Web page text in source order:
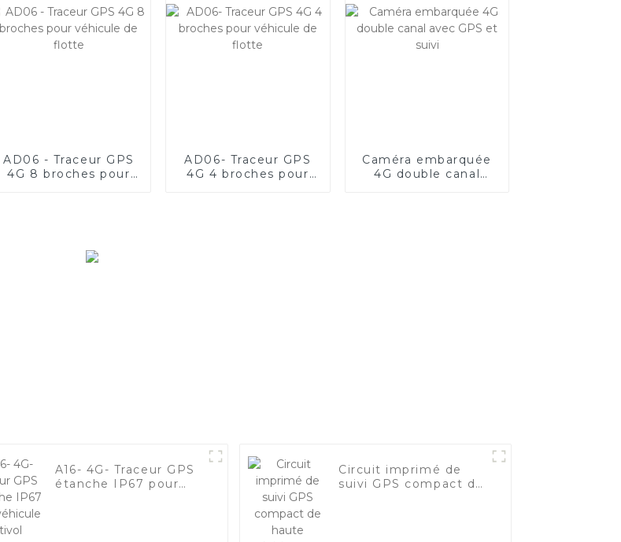
AD06 - Traceur GPS
4G 8 broches pour
AD06- Traceur GPS
4G 4 broches pour
Caméra embarquée
4G double canal
A16- 4G- Traceur GPS
étanche IP67 pour
Circuit imprimé de
suivi GPS compact de